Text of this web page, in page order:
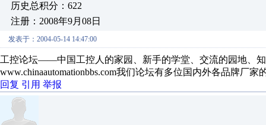
历史总积分：622
注册：2008年9月08日
发表于：2004-05-14 14:47:00
工控论坛——中国工控人的家园、新手的学堂、交流的园地、
www.chinaautomationbbs.com我们论坛有多位国内外各品牌厂
回复 引用 举报